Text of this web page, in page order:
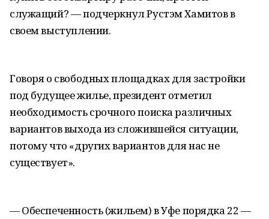
служащий? — подчеркнул Рустэм Хамитов в
своем выступлении.
Говоря о свободных площадках для застройки
под будущее жилье, президент отметил
необходимость срочного поиска различных
вариантов выхода из сложившейся ситуации,
потому что «других вариантов для нас не
существует».
— Обеспеченность (жильем) в Уфе порядка 22 —